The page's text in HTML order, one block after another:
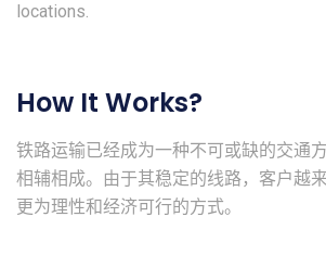
locations.
How It Works?
铁路运输已经成为一种不可或缺的交通
相辅相成。由于其稳定的线路，客户越
更为理性和经济可行的方式。